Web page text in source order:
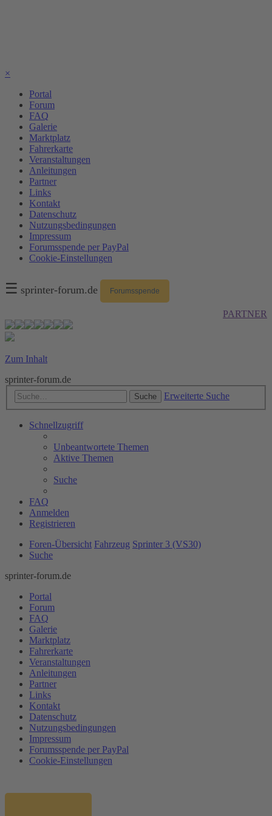
×
Portal
Forum
FAQ
Galerie
Marktplatz
Fahrerkarte
Veranstaltungen
Anleitungen
Partner
Links
Kontakt
Datenschutz
Nutzungsbedingungen
Impressum
Forumsspende per PayPal
Cookie-Einstellungen
☰ sprinter-forum.de Forumsspende
PARTNER
Zum Inhalt
sprinter-forum.de
Suche Erweiterte Suche
Schnellzugriff
Unbeantwortete Themen
Aktive Themen
Suche
FAQ
Anmelden
Registrieren
Foren-Übersicht Fahrzeug Sprinter 3 (VS30)
Suche
sprinter-forum.de
Portal
Forum
FAQ
Galerie
Marktplatz
Fahrerkarte
Veranstaltungen
Anleitungen
Partner
Links
Kontakt
Datenschutz
Nutzungsbedingungen
Impressum
Forumsspende per PayPal
Cookie-Einstellungen